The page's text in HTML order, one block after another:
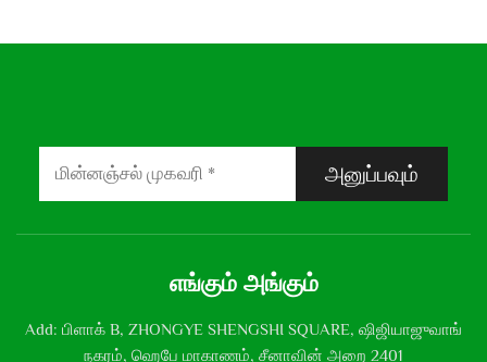
அனுப்பவும்
எங்கும் அங்கும்
Add: பிளாக் B, ZHONGYE SHENGSHI SQUARE, ஷிஜியாஜுவாங்
நகரம், ஹெபே மாகாணம், சீனாவின் அறை 2401